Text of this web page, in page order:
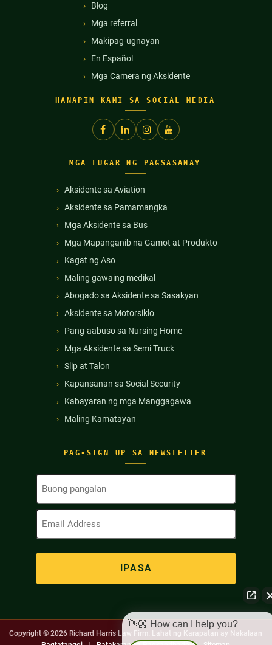
Blog
Mga referral
Makipag-ugnayan
En Español
Mga Camera ng Aksidente
HANAPIN KAMI SA SOCIAL MEDIA
PAG-SIGN UP SA NEWSLETTER
Buong
(Kinakailangan)
Email
(Kinakailangan)
MGA LUGAR NG PAGSASANAY
Aksidente sa Aviation
Aksidente sa Pamamangka
Mga Aksidente sa Bus
Mga Mapanganib na Gamot at Produkto
Kagat ng Aso
Maling gawaing medikal
Abogado sa Aksidente sa Sasakyan
Aksidente sa Motorsiklo
Pang-aabuso sa Nursing Home
Mga Aksidente sa Semi Truck
Slip at Talon
Kapansanan sa Social Security
Kabayaran ng mga Manggagawa
Maling Kamatayan
Copyright © 2026 Richard Harris Law Firm. Lahat ng Karapatan ay Nakalaan
👋🏼 How can I help you?